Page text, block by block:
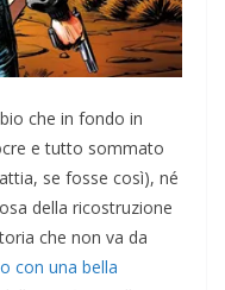
che in fondo in
e tutto sommato
se fosse così), né
della ricostruzione
che non va da
con una bella